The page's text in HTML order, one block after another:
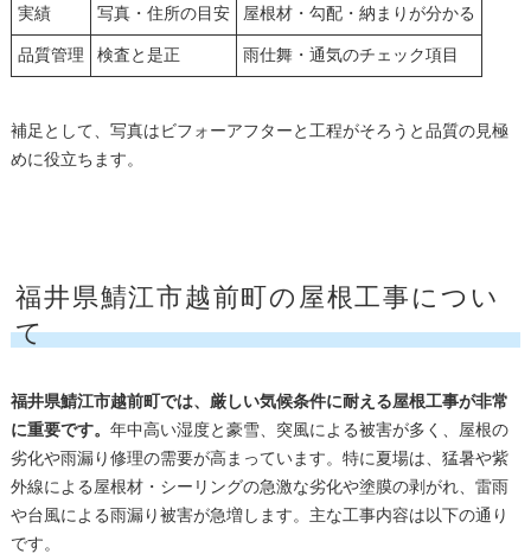
実績
写真・住所の目安 屋根材・勾配・納まりが分かる
品質管理 検査と是正 雨仕舞・通気のチェック項目
補足として、写真はビフォーアフターと工程がそろうと品質の見極
めに役立ちます。
福井県鯖江市越前町の屋根工事につい
て
福井県鯖江市越前町では、厳しい気候条件に耐える屋根工事が非常
に重要です。 年中高い湿度と豪雪、突風による被害が多く、屋根の
劣化や雨漏り修理の需要が高まっています。特に夏場は、猛暑や紫
外線による屋根材・シーリングの急激な劣化や塗膜の剥がれ、雷雨
や台風による雨漏り被害が急増します。主な工事内容は以下の通り
です。